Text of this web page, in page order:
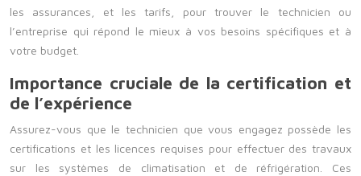
les assurances, et les tarifs, pour trouver le technicien ou
l’entreprise qui répond le mieux à vos besoins spécifiques et à
votre budget.
Importance cruciale de la certification et
de l’expérience
Assurez-vous que le technicien que vous engagez possède les
certifications et les licences requises pour effectuer des travaux
sur les systèmes de climatisation et de réfrigération. Ces